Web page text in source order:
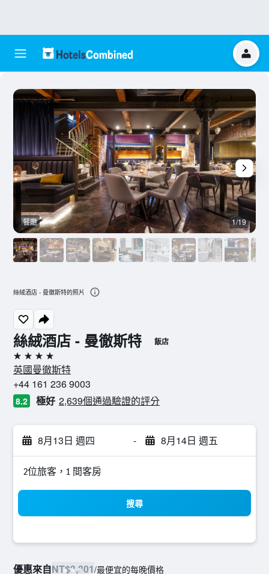
絲絨酒店 - 曼徹斯特 飯店
4星級
英國曼徹斯特
+44 161 236 9003
8.2 極好 2,639個通過驗證的評分
8月13日 週四 - 8月14日 週五
2位旅客，1 間客房
搜尋
優惠來自NT$3,301/最便宜的每晚價格
餐廳 1/19
絲絨酒店 - 曼徹斯特的照片